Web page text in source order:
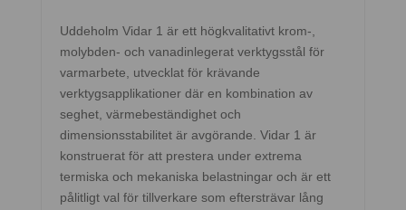
Uddeholm Vidar 1 är ett högkvalitativt krom-,
molybden- och vanadinlegerat verktygsstål för
varmarbete, utvecklat för krävande
verktygsapplikationer där en kombination av
seghet, värmebeständighet och
dimensionsstabilitet är avgörande. Vidar 1 är
konstruerat för att prestera under extrema
termiska och mekaniska belastningar och är ett
pålitligt val för tillverkare som eftersträvar lång